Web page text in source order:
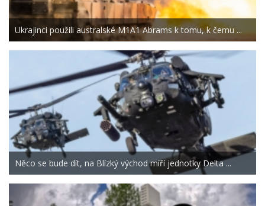
Ukrajinci použili australské M1A1 Abrams k tomu, k čemu ...
Něco se bude dít, na Blízký východ míří jednotky Delta ...